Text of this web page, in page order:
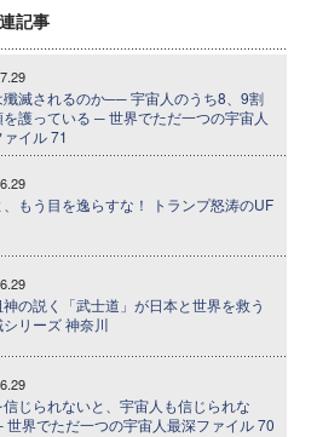
記事
殲滅されるのか── 宇宙人のうち8、9割
護っている ─ 世界でただ一つの宇宙人
イル 71
、もう目を逸らすな！ トランプ怒涛のUF
神の説く「武士道」が日本と世界を救う
リーズ 神奈川
信じられないと、宇宙人も信じられな
世界でただ一つの宇宙人最深ファイル 70